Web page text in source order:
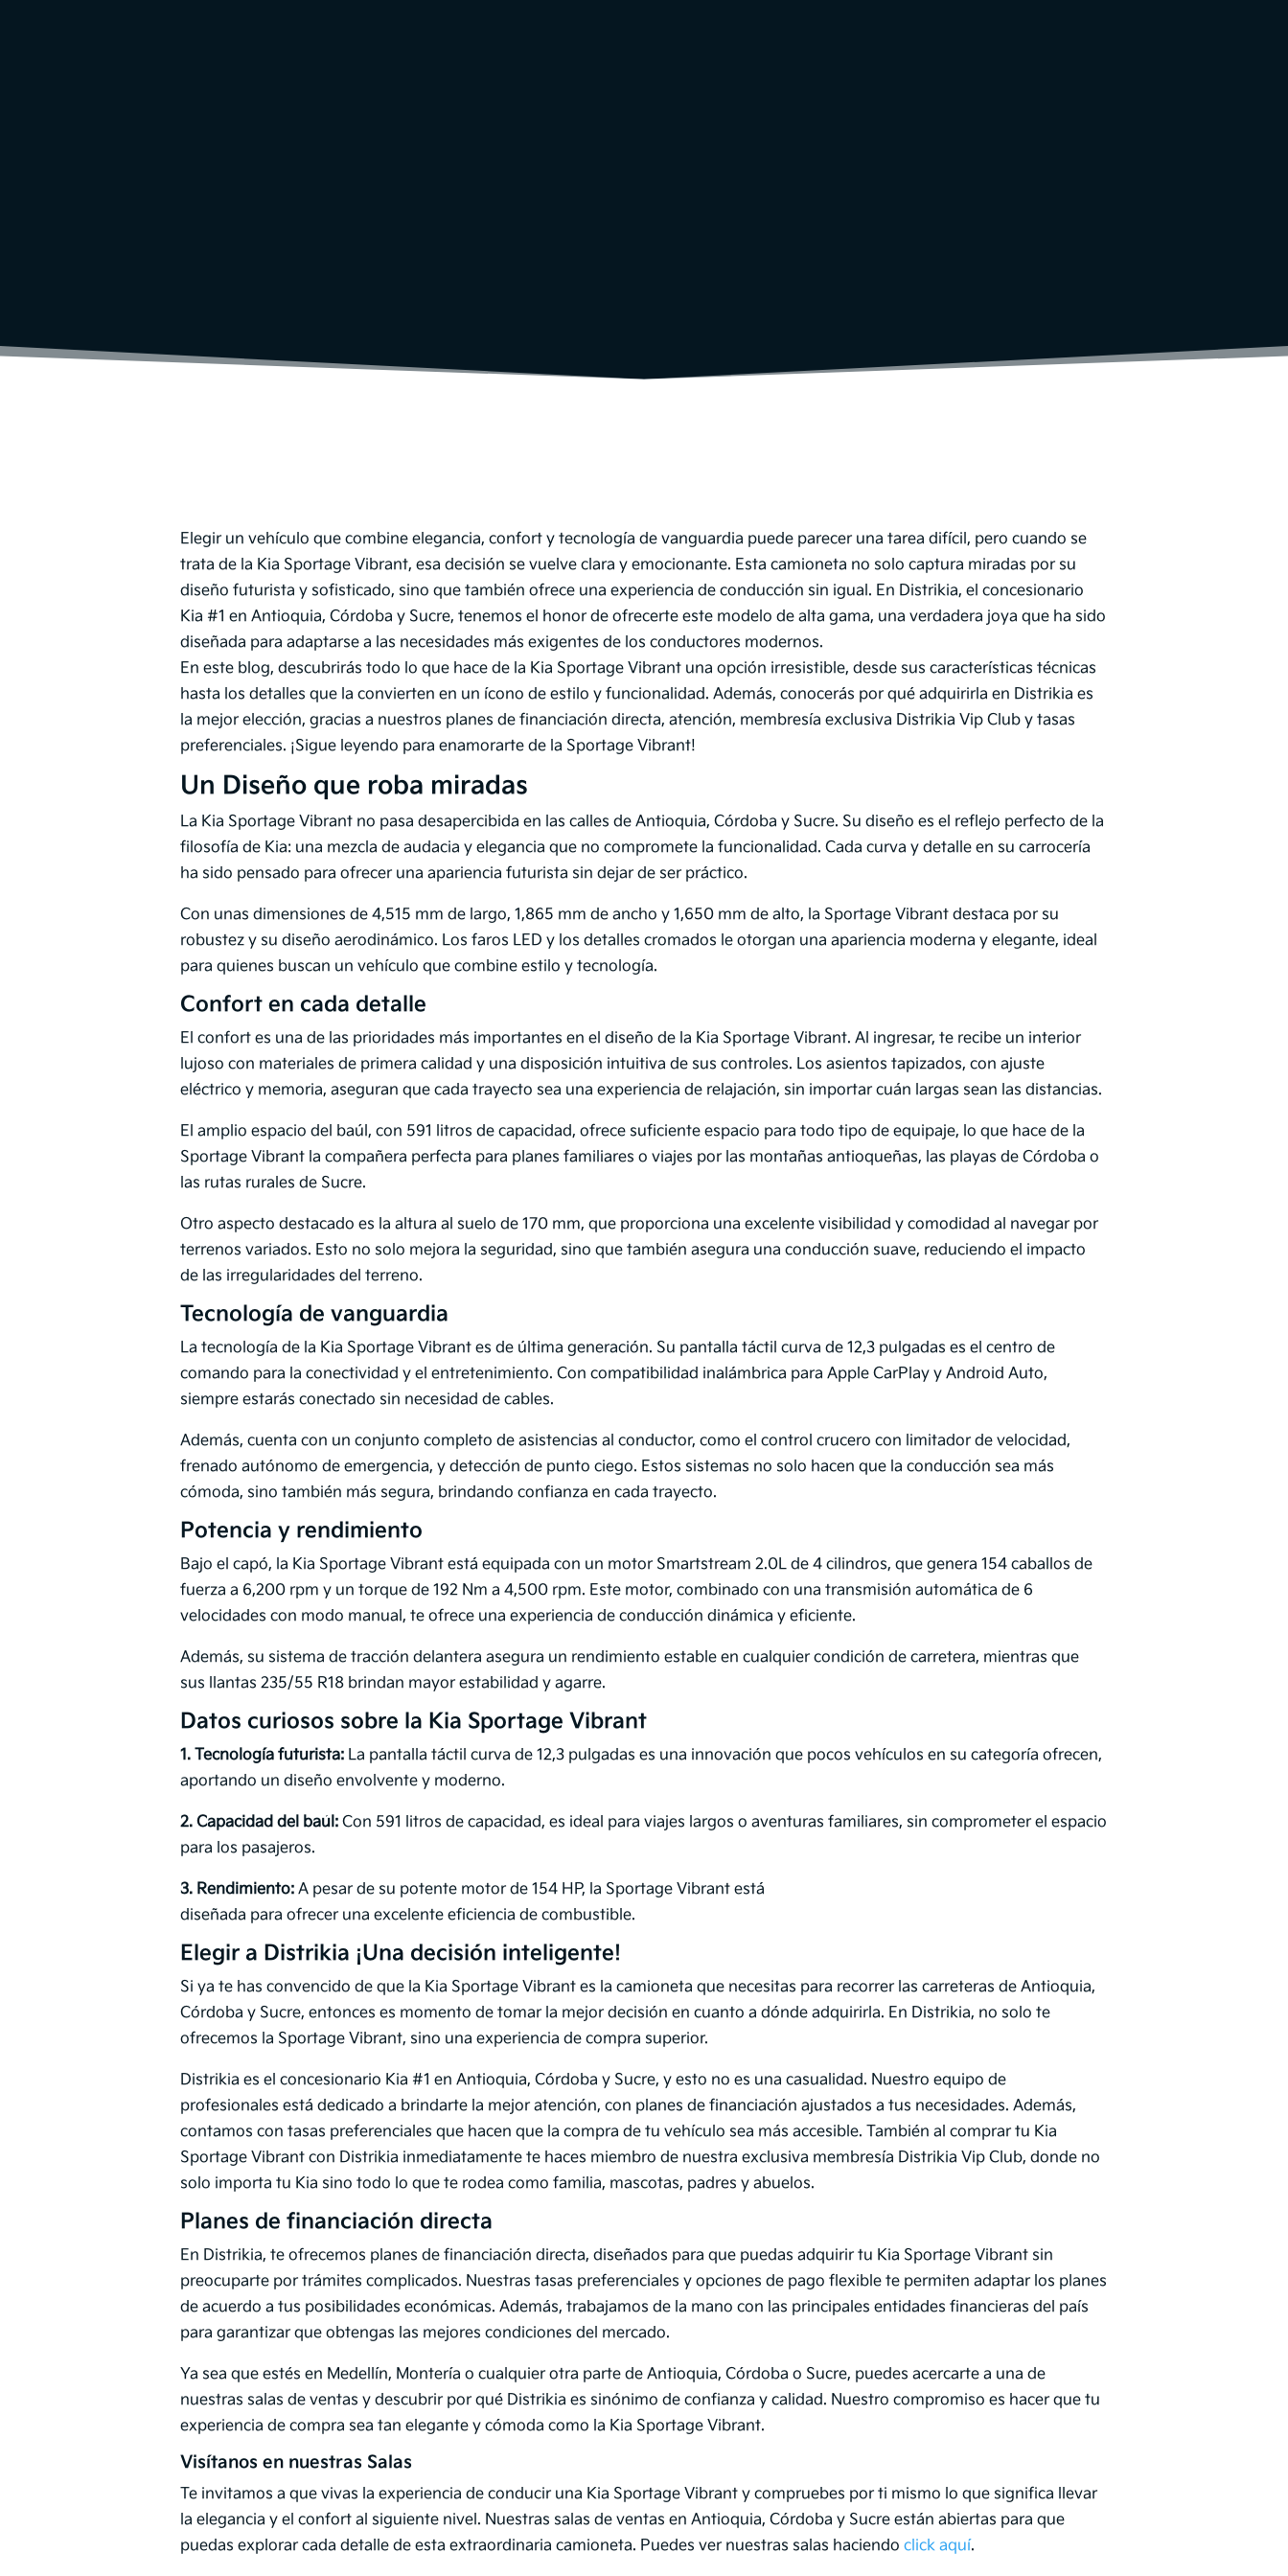
Elegir un vehículo que combine elegancia, confort y tecnología de vanguardia puede parecer una tarea difícil, pero cuando se
trata de la Kia Sportage Vibrant, esa decisión se vuelve clara y emocionante. Esta camioneta no solo captura miradas por su
diseño futurista y sofisticado, sino que también ofrece una experiencia de conducción sin igual. En Distrikia, el concesionario
Kia #1 en Antioquia, Córdoba y Sucre, tenemos el honor de ofrecerte este modelo de alta gama, una verdadera joya que ha sido
diseñada para adaptarse a las necesidades más exigentes de los conductores modernos.
En este blog, descubrirás todo lo que hace de la Kia Sportage Vibrant una opción irresistible, desde sus características técnicas
hasta los detalles que la convierten en un ícono de estilo y funcionalidad. Además, conocerás por qué adquirirla en Distrikia es
la mejor elección, gracias a nuestros planes de financiación directa, atención, membresía exclusiva Distrikia Vip Club y tasas
preferenciales. ¡Sigue leyendo para enamorarte de la Sportage Vibrant!
Un Diseño que roba miradas
La Kia Sportage Vibrant no pasa desapercibida en las calles de Antioquia, Córdoba y Sucre. Su diseño es el reflejo perfecto de la
filosofía de Kia: una mezcla de audacia y elegancia que no compromete la funcionalidad. Cada curva y detalle en su carrocería
ha sido pensado para ofrecer una apariencia futurista sin dejar de ser práctico.
Con unas dimensiones de 4,515 mm de largo, 1,865 mm de ancho y 1,650 mm de alto, la Sportage Vibrant destaca por su
robustez y su diseño aerodinámico. Los faros LED y los detalles cromados le otorgan una apariencia moderna y elegante, ideal
para quienes buscan un vehículo que combine estilo y tecnología.
Confort en cada detalle
El confort es una de las prioridades más importantes en el diseño de la Kia Sportage Vibrant. Al ingresar, te recibe un interior
lujoso con materiales de primera calidad y una disposición intuitiva de sus controles. Los asientos tapizados, con ajuste
eléctrico y memoria, aseguran que cada trayecto sea una experiencia de relajación, sin importar cuán largas sean las distancias.
El amplio espacio del baúl, con 591 litros de capacidad, ofrece suficiente espacio para todo tipo de equipaje, lo que hace de la
Sportage Vibrant la compañera perfecta para planes familiares o viajes por las montañas antioqueñas, las playas de Córdoba o
las rutas rurales de Sucre.
Otro aspecto destacado es la altura al suelo de 170 mm, que proporciona una excelente visibilidad y comodidad al navegar por
terrenos variados. Esto no solo mejora la seguridad, sino que también asegura una conducción suave, reduciendo el impacto
de las irregularidades del terreno.
Tecnología de vanguardia
La tecnología de la Kia Sportage Vibrant es de última generación. Su pantalla táctil curva de 12,3 pulgadas es el centro de
comando para la conectividad y el entretenimiento. Con compatibilidad inalámbrica para Apple CarPlay y Android Auto,
siempre estarás conectado sin necesidad de cables.
Además, cuenta con un conjunto completo de asistencias al conductor, como el control crucero con limitador de velocidad,
frenado autónomo de emergencia, y detección de punto ciego. Estos sistemas no solo hacen que la conducción sea más
cómoda, sino también más segura, brindando confianza en cada trayecto.
Potencia y rendimiento
Bajo el capó, la Kia Sportage Vibrant está equipada con un motor Smartstream 2.0L de 4 cilindros, que genera 154 caballos de
fuerza a 6,200 rpm y un torque de 192 Nm a 4,500 rpm. Este motor, combinado con una transmisión automática de 6
velocidades con modo manual, te ofrece una experiencia de conducción dinámica y eficiente.
Además, su sistema de tracción delantera asegura un rendimiento estable en cualquier condición de carretera, mientras que
sus llantas 235/55 R18 brindan mayor estabilidad y agarre.
Datos curiosos sobre la Kia Sportage Vibrant
1. Tecnología futurista: La pantalla táctil curva de 12,3 pulgadas es una innovación que pocos vehículos en su categoría ofrecen,
aportando un diseño envolvente y moderno.
2. Capacidad del baúl: Con 591 litros de capacidad, es ideal para viajes largos o aventuras familiares, sin comprometer el espacio
para los pasajeros.
3. Rendimiento: A pesar de su potente motor de 154 HP, la Sportage Vibrant está
diseñada para ofrecer una excelente eficiencia de combustible.
Elegir a Distrikia ¡Una decisión inteligente!
Si ya te has convencido de que la Kia Sportage Vibrant es la camioneta que necesitas para recorrer las carreteras de Antioquia,
Córdoba y Sucre, entonces es momento de tomar la mejor decisión en cuanto a dónde adquirirla. En Distrikia, no solo te
ofrecemos la Sportage Vibrant, sino una experiencia de compra superior.
Distrikia es el concesionario Kia #1 en Antioquia, Córdoba y Sucre, y esto no es una casualidad. Nuestro equipo de
profesionales está dedicado a brindarte la mejor atención, con planes de financiación ajustados a tus necesidades. Además,
contamos con tasas preferenciales que hacen que la compra de tu vehículo sea más accesible. También al comprar tu Kia
Sportage Vibrant con Distrikia inmediatamente te haces miembro de nuestra exclusiva membresía Distrikia Vip Club, donde no
solo importa tu Kia sino todo lo que te rodea como familia, mascotas, padres y abuelos.
Planes de financiación directa
En Distrikia, te ofrecemos planes de financiación directa, diseñados para que puedas adquirir tu Kia Sportage Vibrant sin
preocuparte por trámites complicados. Nuestras tasas preferenciales y opciones de pago flexible te permiten adaptar los planes
de acuerdo a tus posibilidades económicas. Además, trabajamos de la mano con las principales entidades financieras del país
para garantizar que obtengas las mejores condiciones del mercado.
Ya sea que estés en Medellín, Montería o cualquier otra parte de Antioquia, Córdoba o Sucre, puedes acercarte a una de
nuestras salas de ventas y descubrir por qué Distrikia es sinónimo de confianza y calidad. Nuestro compromiso es hacer que tu
experiencia de compra sea tan elegante y cómoda como la Kia Sportage Vibrant.
Visítanos en nuestras Salas
Te invitamos a que vivas la experiencia de conducir una Kia Sportage Vibrant y compruebes por ti mismo lo que significa llevar
la elegancia y el confort al siguiente nivel. Nuestras salas de ventas en Antioquia, Córdoba y Sucre están abiertas para que
puedas explorar cada detalle de esta extraordinaria camioneta. Puedes ver nuestras salas haciendoclick aquí.